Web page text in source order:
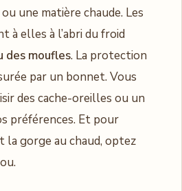
une matière chaude. Les
à elles à l’abri du froid
des moufles. La protection
par un bonnet. Vous
des cache-oreilles ou un
préférences. Et pour
la gorge au chaud, optez